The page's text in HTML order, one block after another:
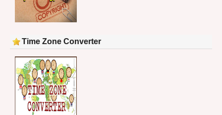
Time Zone Converter